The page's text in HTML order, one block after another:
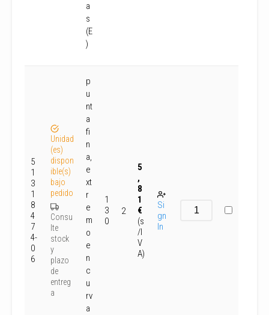
a
s
(E
)
5
1
3
1
8
4
7
4-
0
6
Unidad
(es)
dispon
ible(s)
bajo
pedido
Consu
lte
stock
y
plazo
de
entreg
a
p
u
nt
a
fi
n
a,
e
xt
r
e
m
o
e
n
c
u
rv
a
1
3
0
2
5
,
8
1
€
(s
/I
V
A)
Si
gn
In